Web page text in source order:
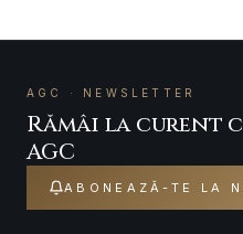
AGC · NEWSLETTER
Rămâi la
AGC
ABONEAZĂ-TE LA